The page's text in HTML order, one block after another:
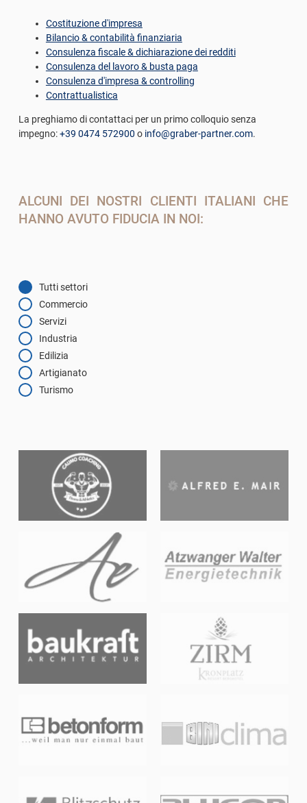
Costituzione d'impresa
Bilancio & contabilità finanziaria
Consulenza fiscale & dichiarazione dei redditi
Consulenza del lavoro & busta paga
Consulenza d'impresa & controlling
Contrattualistica
La preghiamo di contattaci per un primo colloquio senza
impegno:+39 0474 572900 o info@graber-partner.com.
ALCUNI DEI NOSTRI CLIENTI ITALIANI CHE
HANNO AVUTO FIDUCIA IN NOI:
Tutti settori
Commercio
Servizi
Industria
Edilizia
Artigianato
Turismo